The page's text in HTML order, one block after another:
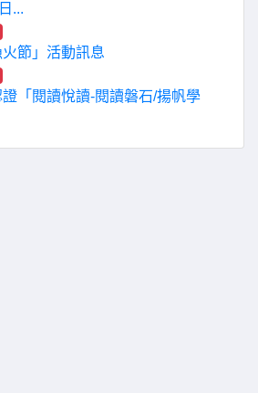
...
火節」活動訊息
「閱讀悅讀-閱讀磐石/揚帆學